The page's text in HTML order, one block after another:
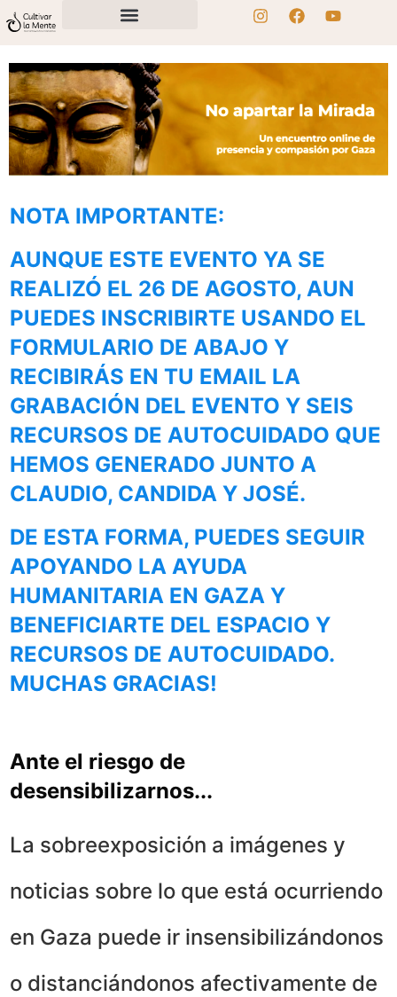
NOTA IMPORTANTE:
AUNQUE ESTE EVENTO YA SE
REALIZÓ EL 26 DE AGOSTO, AUN
PUEDES INSCRIBIRTE USANDO EL
FORMULARIO DE ABAJO Y
RECIBIRÁS EN TU EMAIL LA
GRABACIÓN DEL EVENTO Y SEIS
RECURSOS DE AUTOCUIDADO QUE
HEMOS GENERADO JUNTO A
CLAUDIO, CANDIDA Y JOSÉ.
DE ESTA FORMA, PUEDES SEGUIR
APOYANDO LA AYUDA
HUMANITARIA EN GAZA Y
BENEFICIARTE DEL ESPACIO Y
RECURSOS DE AUTOCUIDADO.
MUCHAS GRACIAS!
Ante el riesgo de
desensibilizarnos...
La sobreexposición a imágenes y
noticias sobre lo que está ocurriendo
en Gaza puede ir insensibilizándonos
o distanciándonos afectivamente de